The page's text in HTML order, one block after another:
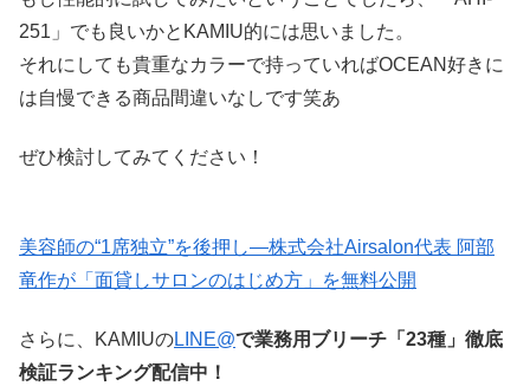
251」でも良いかとKAMIU的には思いました。
それにしても貴重なカラーで持っていればOCEAN好きに
は自慢できる商品間違いなしです笑あ
ぜひ検討してみてください！
美容師の“1席独立”を後押し—株式会社Airsalon代表 阿部
竜作が「面貸しサロンのはじめ方」を無料公開
さらに、KAMIUのLINE@で業務用ブリーチ「23種」徹底
検証ランキング配信中！